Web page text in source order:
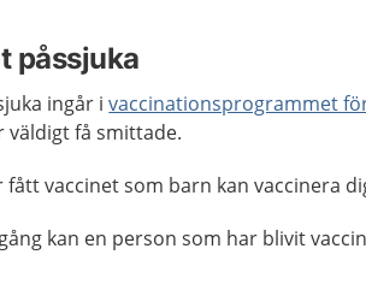
påssjuka
ingår ivaccinationsprogrammet
väldigt få smittade.
vaccinet som barn kan vaccinera
kan en person som har blivit